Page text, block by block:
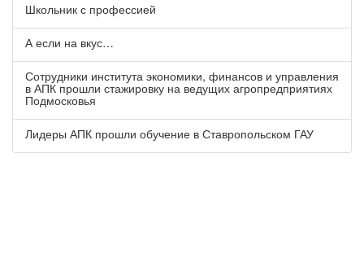
Школьник с профессией
А если на вкус…
Сотрудники института экономики, финансов и управления
в АПК прошли стажировку на ведущих агропредприятиях
Подмосковья
Лидеры АПК прошли обучение в Ставропольском ГАУ